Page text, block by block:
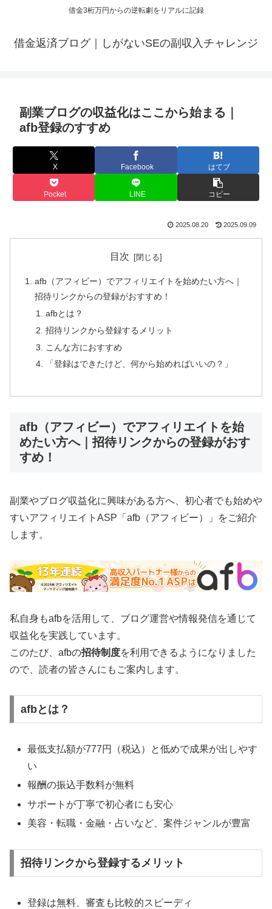
借金3桁万円からの逆転劇をリアルに記録
借金返済ブログ｜しがないSEの副収入チャレンジ
副業ブログの収益化はここから始まる｜
afb登録のすすめ
X Facebook はてブ
Pocket LINE コピー
2025.08.20 2025.09.09
目次
afb（アフィビー）でアフィリエイトを始めたい方へ｜
招待リンクからの登録がおすすめ！
afbとは？
招待リンクから登録するメリット
こんな方におすすめ
「登録はできたけど、何から始めればいいの？」
afb（アフィビー）でアフィリエイトを始
めたい方へ｜招待リンクからの登録がおす
すめ！
副業やブログ収益化に興味がある方へ、初心者でも始めや
すいアフィリエイトASP「afb（アフィビー）」をご紹介
します。
私自身もafbを活用して、ブログ運営や情報発信を通じて
収益化を実践しています。
このたび、afbの招待制度を利用できるようになりました
ので、読者の皆さんにもご案内します。
afbとは？
最低支払額が777円（税込）と低めで成果が出しやす
い
報酬の振込手数料が無料
サポートが丁寧で初心者にも安心
美容・転職・金融・占いなど、案件ジャンルが豊富
招待リンクから登録するメリット
登録は無料、審査も比較的スピーディ